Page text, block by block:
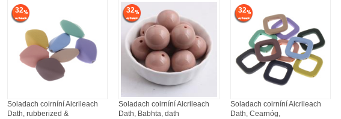
32
Soladach coirníní Aicrileach
Dath, rubberized &
32
Soladach coirníní Aicrileach
Dath, Babhta, dath
32
Soladach coirníní Aicrileach
Dath, Cearnóg,